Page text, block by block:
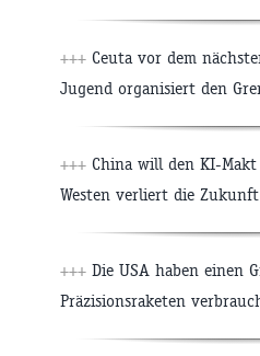
+++ Ceuta vor dem
Jugend organisiert den
+++ China will den KI-
Westen verliert die Zukunft
+++ Die USA haben einen
Präzisionsraketen